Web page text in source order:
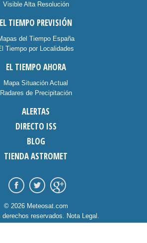
Visible Alta Resolución
EL TIEMPO PREVISIÓN
del Tiempo España
Tiempo por Localidades
EL TIEMPO AHORA
Mapa Situación Actual
Radares de Precipitación
ALERTAS
DIRECTO ISS
BLOG
TIENDA ASTROMET
© 2026 Meteosat.com
derechos reservados. Nota Legal .